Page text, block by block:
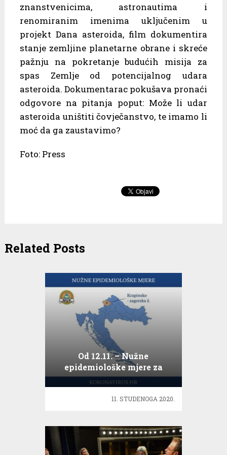
znanstvenicima, astronautima i
renomiranim imenima uključe­nim u
projekt Dana asteroida, film dokumentira
stanje zemljine planetarne obra­ne i skreće
pažnju na pokretanje budućih misija za
spas Zemlje od potencijalnog udara
asteroida. Dokumentarac pokušava pronaći
odgovore na pitanja poput: Može li udar
asteroida uništiti čovječanstvo, te imamo li
moć da ga zaustavimo?
Foto: Press
Related Posts
Od 12.11. – Nužne
epidemiološke mjere za
Krapinsko-zagorsku
županiju
11. STUDENOGA 2020.